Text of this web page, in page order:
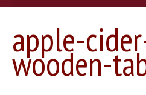
À PROPOS
Histoire
apple-
wooden-